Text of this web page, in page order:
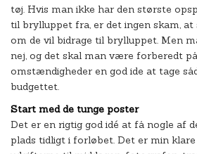
tøj. Hvis man ikke har den største
til brylluppet fra, er det ingen skam,
om de vil bidrage til brylluppet. Men
nej, og det skal man være forberedt
omstændigheder en god ide at tage
budgettet.
Start med de tunge poster
Det er en rigtig god idé at få nogle af
plads tidligt i forløbet. Det er min